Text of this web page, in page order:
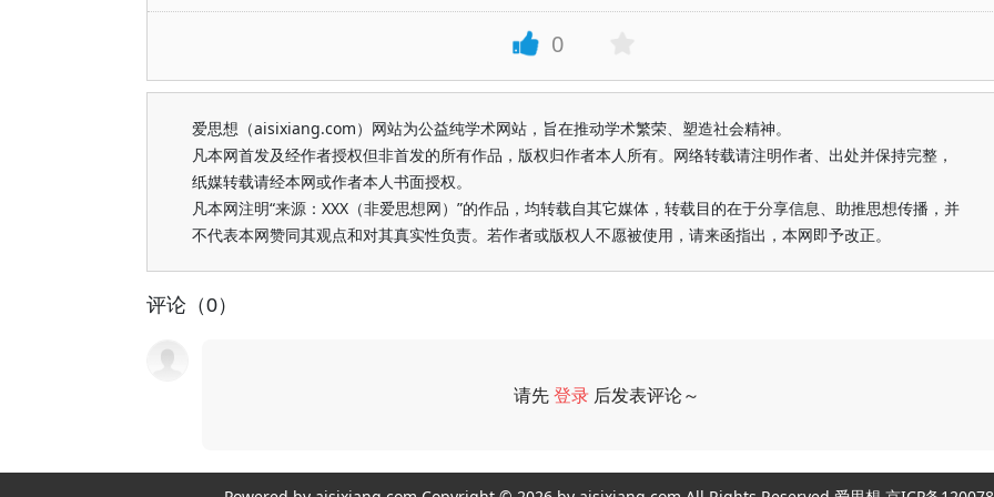
0
爱思想（aisixiang.com）网站为公益纯学术网站，旨在推动学术繁荣、塑造社会精神。
凡本网首发及经作者授权但非首发的所有作品，版权归作者本人所有。网络转载请注明作者、出处并保持完整，
纸媒转载请经本网或作者本人书面授权。
凡本网注明“来源：XXX（非爱思想网）”的作品，均转载自其它媒体，转载目的在于分享信息、助推思想传播，并
不代表本网赞同其观点和对其真实性负责。若作者或版权人不愿被使用，请来函指出，本网即予改正。
评论（0）
请先登录 后发表评论～